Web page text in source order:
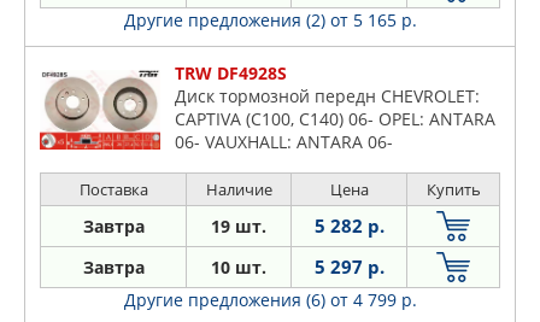
Другие предложения (2) от 5 165 р.
TRW DF4928S
Диск тормозной передн CHEVROLET:
CAPTIVA (C100, C140) 06- OPEL: ANTARA
06- VAUXHALL: ANTARA 06-
Поставка Наличие Цена Купить
Завтра 19 шт. 5 282 р.
Завтра 10 шт. 5 297 р.
Другие предложения (6) от 4 799 р.